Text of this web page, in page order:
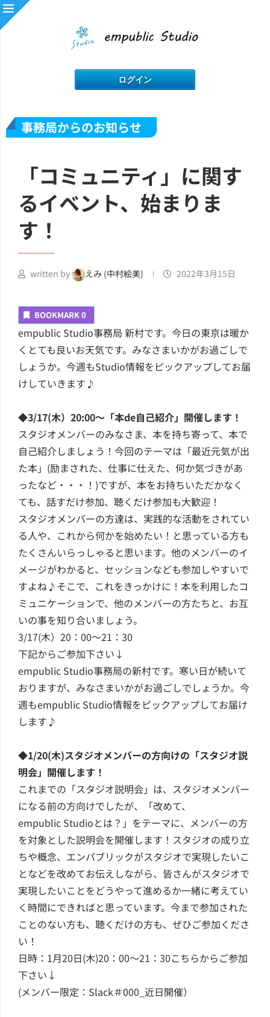
事務局からのお知らせ
「コミュニティ」に関す
るイベント、始まりま
す！
written by えみ (中村絵美) 2022年3月15日
BOOKMARK0
empublic Studio事務局 新村です。今日の東京は暖か
くとても良いお天気です。みなさまいかがお過ごしで
しょうか。今週もStudio情報をピックアップしてお届
けしていきます♪
◆3/17(木）20:00～「本de自己紹介」開催します！
スタジオメンバーのみなさま、本を持ち寄って、本で
自己紹介しましょう！今回のテーマは「最近元気が出
た本」(励まされた、仕事に仕えた、何か気づきがあ
ったなど・・・！)ですが、本をお持ちいただかなく
ても、話すだけ参加、聴くだけ参加も大歓迎！
スタジオメンバーの方達は、実践的な活動をされてい
る人や、これから何かを始めたい！と思っている方も
たくさんいらっしゃると思います。他のメンバーのイ
メージがわかると、セッションなども参加しやすいで
すよね♪そこで、これをきっかけに！本を利用したコ
ミュニケーションで、他のメンバーの方たちと、お互
いの事を知り合いましょう。
3/17(木）20：00～21：30
下記からご参加下さい↓
empublic Studio事務局の新村です。寒い日が続いて
おりますが、みなさまいかがお過ごしでしょうか。今
週もempublic Studio情報をピックアップしてお届け
します♪
◆1/20(木)スタジオメンバーの方向けの「スタジオ説
明会」開催します！
これまでの「スタジオ説明会」は、スタジオメンバー
になる前の方向けでしたが、「改めて、
empublic Studioとは？」をテーマに、メンバーの方
を対象とした説明会を開催します！スタジオの成り立
ちや概念、エンパブリックがスタジオで実現したいこ
となどを改めてお伝えしながら、皆さんがスタジオで
実現したいことをどうやって進めるか一緒に考えてい
く時間にできればと思っています。今まで参加された
ことのない方も、聴くだけの方も、ぜひご参加くださ
い！
日時：1月20日(木)20：00〜21：30こちらからご参加
下さい↓
(メンバー限定：Slack＃000_近日開催）